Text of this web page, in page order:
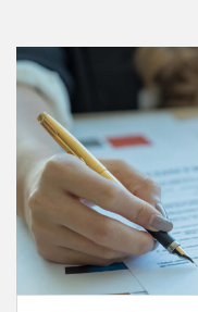
b
k
s
p